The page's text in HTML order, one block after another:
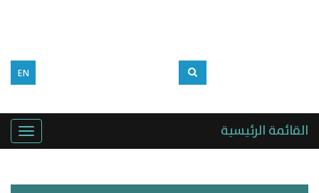
EN
القائمة الرئيسية